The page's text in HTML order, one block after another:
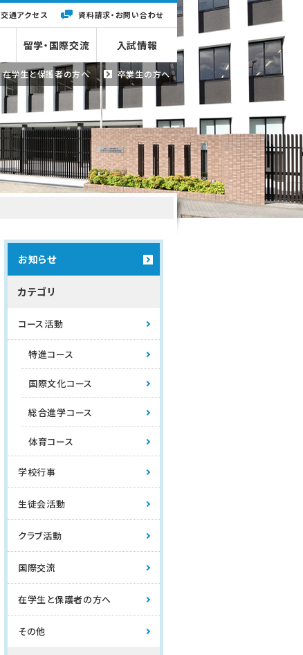
在学生と保護者の方へ 卒業生の方へ
留学・国際交流 入試情報
交通アクセス 資料請求・お問い合わせ
お知らせ
カテゴリ
コース活動
特進コース
国際文化コース
総合進学コース
体育コース
学校行事
生徒会活動
クラブ活動
国際交流
在学生と保護者の方へ
その他